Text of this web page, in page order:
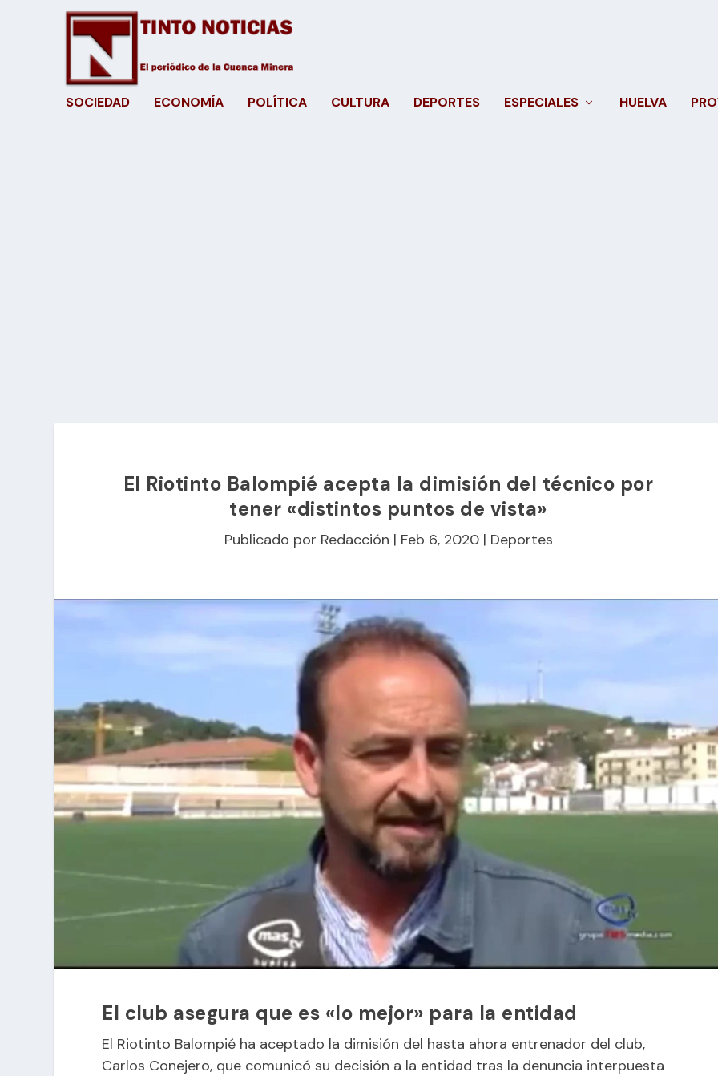
SOCIEDAD ECONOMÍA POLÍTICA CULTURA DEPORTES ESPECIALES HUELVA
El Riotinto Balompié acepta la dimisión del técnico por
tener «distintos puntos de vista»
Publicado por Redacción | Feb 6, 2020| Deportes
El club asegura que es «lo mejor» para la entidad
El Riotinto Balompié ha aceptado la dimisión del hasta ahora entrenador del club,
Carlos Conejero, que comunicó su decisión a la entidad tras la denuncia interpuesta